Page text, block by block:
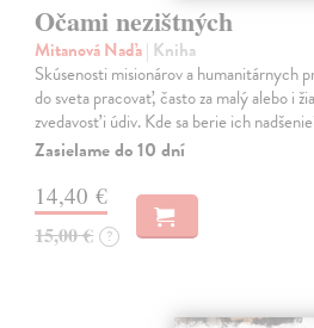
Očami nezištných
Mitanová Naďa| Kniha
Skúsenosti misionárov a humanitárnych
do sveta pracovať, často za malý alebo i
zvedavosť i údiv. Kde sa berie ich
Zasielame do 10 dní
14,40 €
15,00 € ?